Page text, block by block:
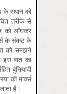
के स्थान को
तरीके से
को लाँघकर
के संकट के
को समझने
बात का
बुनियादी
की मार्क्स
है।